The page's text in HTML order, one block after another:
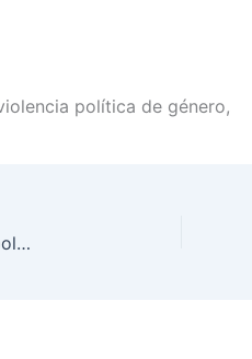
política de género,
Versión estenográfica del segundo panel, Participación política de mujeres y violencia política de género, en el marco de la Presentación de hallazgos, conclusiones y recomendaciones de la Observación Electoral Nacional